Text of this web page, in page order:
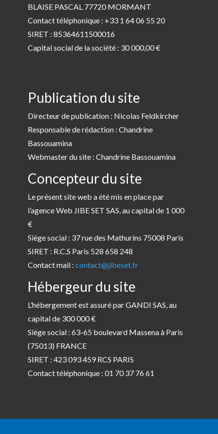
BLAISE PASCAL 77720 MORMANT
Contact téléphonique : +33 1 64 06 55 20
SIRET : 85364611500016
Capital social de la société : 30 000,00 €
Publication du site
Directeur de publication : Nicolas Feldkircher
Responsable de rédaction : Chandrine
Bassouamina
Webmaster du site : Chandrine Bassouamina
Concepteur du site
Le présent site web a été mis en place par
l’agence Web JIBE SET SAS, au capital de 1 000
€
Siège social : 37 rue des Mathurins 75008 Paris
SIRET : R.C.S Paris 528 658 248
Contact mail : contact@jibeset.fr
Hébergeur du site
L’hébergement est assuré par GANDI SAS, au
capital de 300 000 €
Siège social : 63-65 boulevard Massena à Paris
(75013) FRANCE
SIRET : 423 093 459 RCS PARIS
Contact téléphonique : 01 70 37 76 61